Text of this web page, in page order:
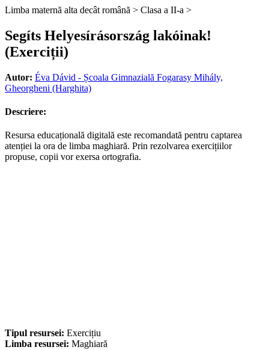
Limba maternă alta decât română > Clasa a II-a >
Segíts Helyesírásország lakóinak!
(Exerciții)
Autor: Éva Dávid - Școala Gimnazială Fogarasy Mihály,
Gheorgheni (Harghita)
Descriere:
Resursa educațională digitală este recomandată pentru captarea
atenției la ora de limba maghiară. Prin rezolvarea exercițiilor
propuse, copii vor exersa ortografia.
Tipul resursei: Exercițiu
Limba resursei: Maghiară